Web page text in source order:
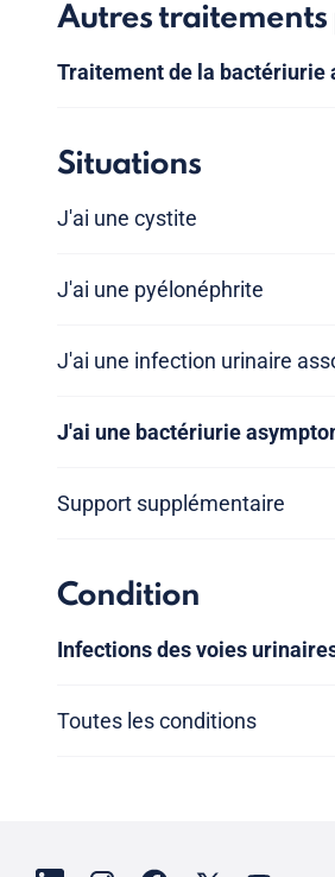
Autres traitements
Traitement de la bactériurie
Situations
J'ai une cystite
J'ai une pyélonéphrite
J'ai une infection urinaire
J'ai une bactériurie
Support supplémentaire
Condition
Infections des voies
Toutes les conditions